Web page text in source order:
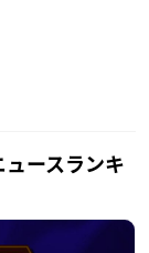
ースランキ